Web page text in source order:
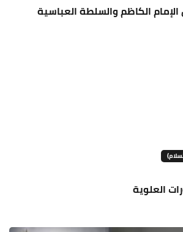
الكاظم والسلطة العباسية
العلوية